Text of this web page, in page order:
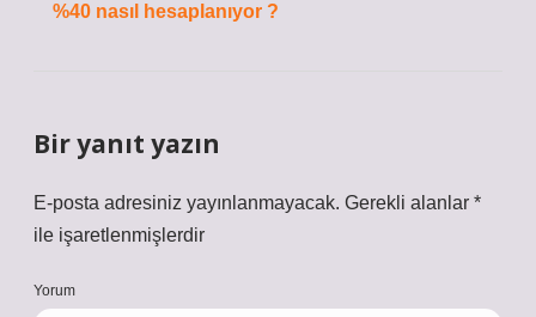
%40 nasıl hesaplanıyor ?
Bir yanıt yazın
E-posta adresiniz yayınlanmayacak. Gerekli alanlar *
ile işaretlenmişlerdir
Yorum